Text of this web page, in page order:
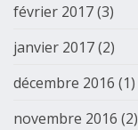
février 2017(3)
janvier 2017(2)
décembre 2016 (1)
novembre 2016 (2)